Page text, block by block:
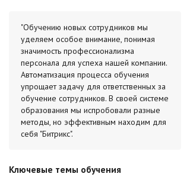
"Обучению новых сотрудников мы
уделяем особое внимание, понимая
значимость профессионализма
персонала для успеха нашей компании.
Автоматизация процесса обучения
упрощает задачу для ответственных за
обучение сотрудников. В своей системе
образования мы испробовали разные
методы, но эффективным находим для
себя "Битрикс".
Ключевые темы обучения